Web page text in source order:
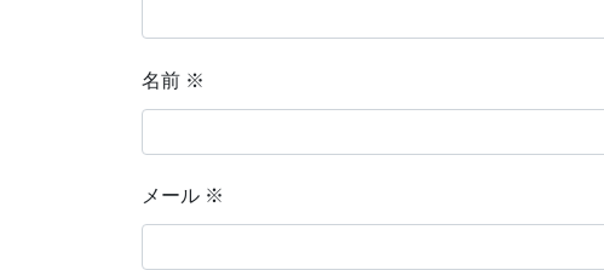
名前 ※
メール ※